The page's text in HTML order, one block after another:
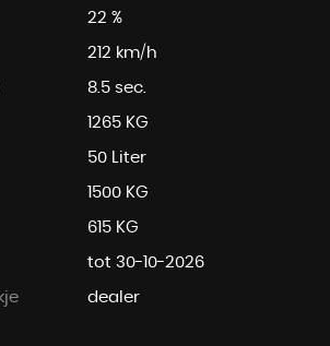
22 %
212 km/h
8.5 sec.
1265 KG
50 Liter
1500 KG
615 KG
tot 30-10-2026
dealer